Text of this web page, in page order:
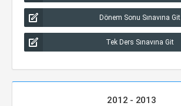
Dönem Sonu Sınavına Git
Tek Ders Sınavına Git
2012 - 2013